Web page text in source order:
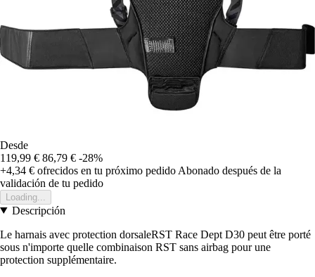
Desde
119,99 € 86,79 € -28%
+4,34 € ofrecidos en tu próximo pedido Abonado después de la
validación de tu pedido
Loading...
Descripción
Le harnais avec protection dorsaleRST Race Dept D30 peut être porté
sous n'importe quelle combinaison RST sans airbag pour une
protection supplémentaire.